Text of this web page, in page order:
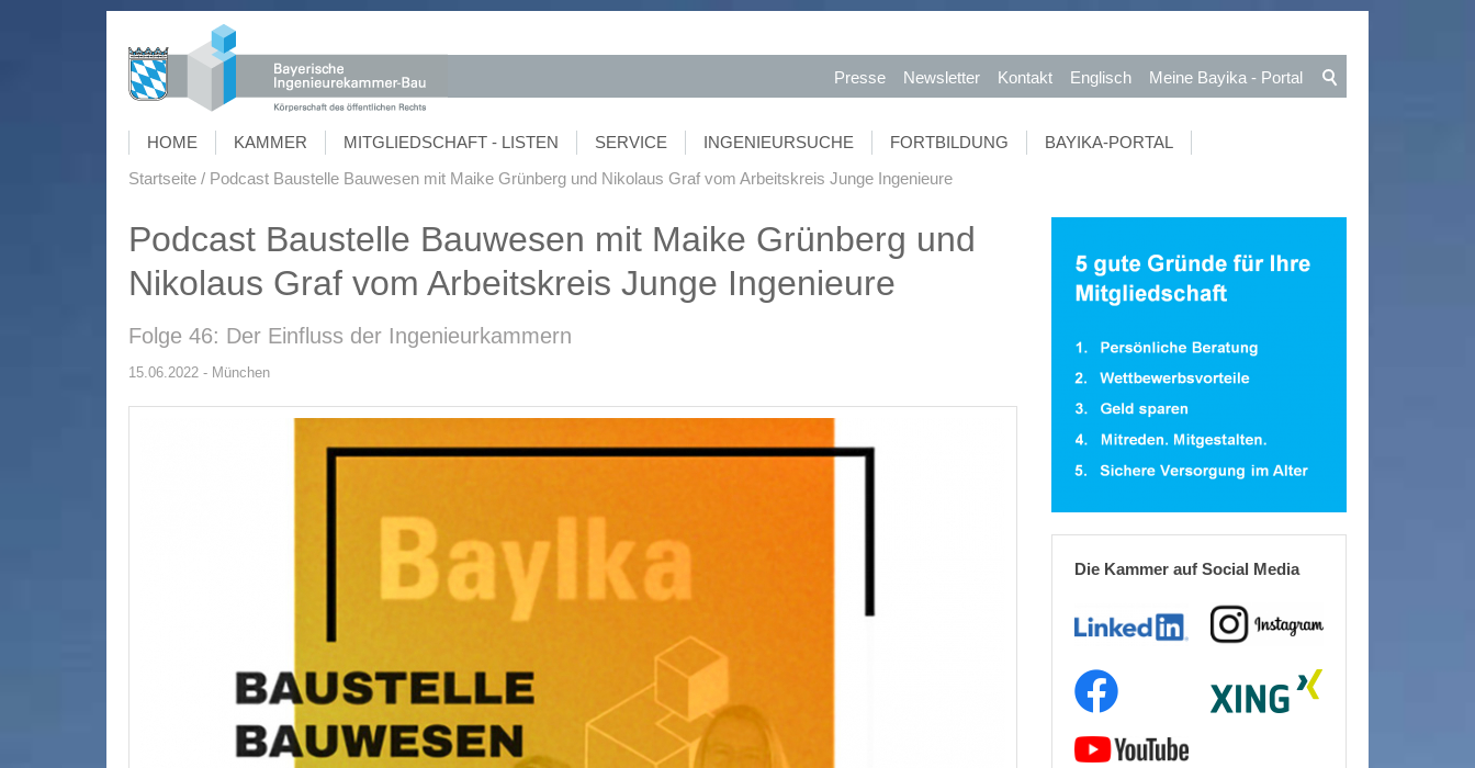
Presse Newsletter Kontakt Englisch Meine Bayika - Portal
HOME KAMMER MITGLIEDSCHAFT - LISTEN SERVICE INGENIEURSUCHE FORTBILDUNG
BAYIKA-PORTAL
Startseite
Podcast Baustelle Bauwesen mit Maike Grünberg und Nikolaus Graf vom Arbeitskreis Junge Ingenieure
Podcast Baustelle Bauwesen mit Maike Grünberg und
Nikolaus Graf vom Arbeitskreis Junge Ingenieure
Folge 46: Der Einfluss der Ingenieurkammern
15.06.2022 - München
Die Kammer auf Social Media